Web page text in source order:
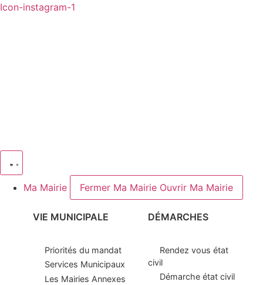
Icon-instagram-1
Ma Mairie Fermer Ma Mairie Ouvrir Ma Mairie
VIE MUNICIPALE
Priorités du mandat
Services Municipaux
Les Mairies Annexes
DÉMARCHES
Rendez vous état
civil
Démarche état civil